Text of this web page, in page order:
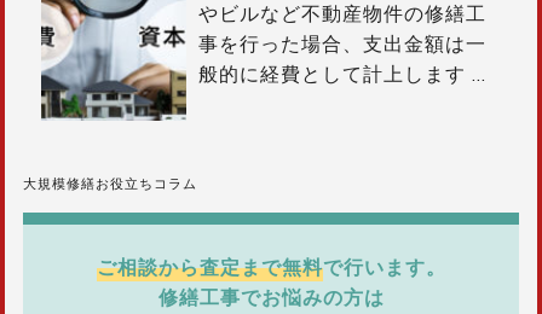
やビルなど不動産物件の修繕工
事を行った場合、支出金額は一
般的に経費として計上します …
大規模修繕お役立ちコラム
ご相談から査定まで無料で行います。
修繕工事でお悩みの方は